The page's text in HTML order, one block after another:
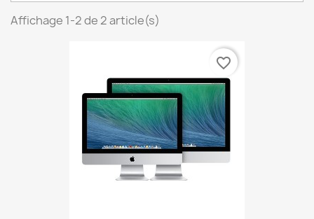
Affichage 1-2 de 2 article(s)
favorite_border